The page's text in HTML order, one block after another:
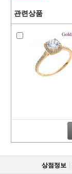
관련상품
상점정보